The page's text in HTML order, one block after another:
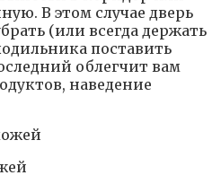
В этом случае дверь
(или всегда держать
поставить
облегчит вам
наведение